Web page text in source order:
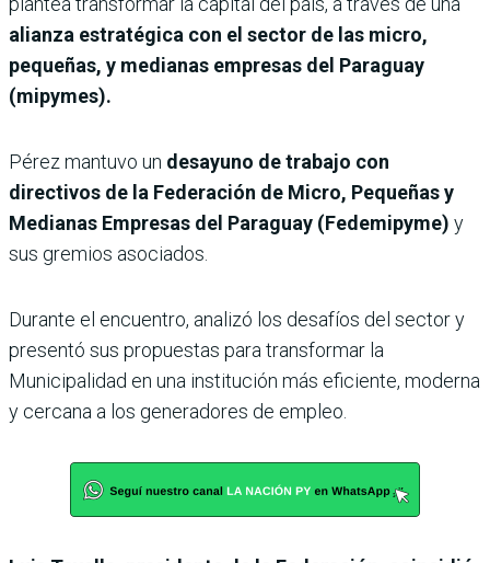
alianza estratégica con el sector de las micro,
pequeñas, y medianas empresas del Paraguay
(mipymes).
Pérez mantuvo un desayuno de trabajo con
directivos de la Federación de Micro, Pequeñas y
Medianas Empresas del Paraguay (Fedemipyme) y
sus gremios asociados.
Durante el encuentro, analizó los desafíos del sector y
presentó sus propuestas para transformar la
Municipalidad en una institución más eficiente, moderna
y cercana a los generadores de empleo.